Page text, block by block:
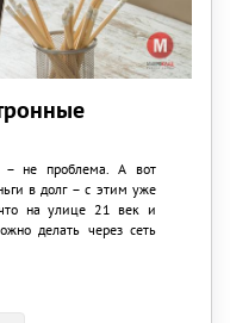
– не проблема. А вот
в долг – с этим уже
на улице 21 век и
делать через сеть